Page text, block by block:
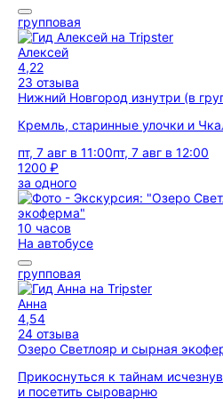
групповая
Алексей
4,22
23 отзыва
Нижний Новгород изнутри (в
Кремль, старинные улочки и
пт, 7 авг в 11:00пт, 7 авг в 12:00
1200 ₽
за одного
10 часов
На автобусе
групповая
Анна
4,54
24 отзыва
Озеро Светлояр и сырная
Прикоснуться к тайнам
и посетить сыроварню